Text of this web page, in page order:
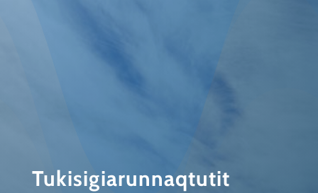
Tukisigiarunnaqtutit